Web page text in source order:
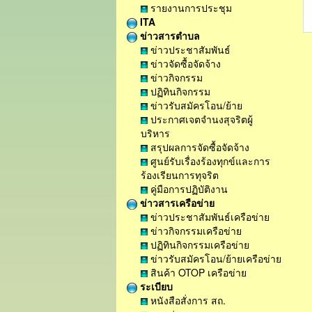
รายงานการประชุม
ITA
ข่าวสารตำบล
ข่าวประชาสัมพันธ์
ข่าวจัดซื้อจัดจ้าง
ข่าวกิจกรรม
ปฏิทินกิจกรรม
ข่าวรับสมัครโอน/ย้าย
ประกาศเจตจำนงสุจริตผู้
บริหาร
สรุปผลการจัดซื้อจัดจ้าง
ศูนย์รับเรื่องร้องทุกข์และการ
ร้องเรียนการทุจริต
คู่มือการปฏิบัติงาน
ข่าวสารเครือข่าย
ข่าวประชาสัมพันธ์เครือข่าย
ข่าวกิจกรรมเครือข่าย
ปฏิทินกิจกรรมเครือข่าย
ข่าวรับสมัครโอน/ย้ายเครือข่าย
สินค้า OTOP เครือข่าย
ระเบียบ
หนังสือสั่งการ สถ.